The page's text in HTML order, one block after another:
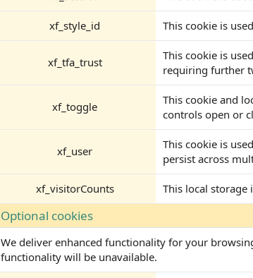
xf_style_id This cookie is
xf_tfa_trust
This cookie is
requiring further
xf_toggle
This cookie and
controls open or
xf_user
This cookie is
persist across
xf_visitorCounts This local storage
Optional cookies
We deliver enhanced functionality for your
functionality will be unavailable.